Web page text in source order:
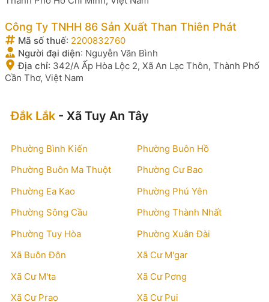
Công Ty TNHH 86 Sản Xuất Than Thiên Phát
Mã số thuế: 2200832760
Người đại diện: Nguyễn Văn Bình
Địa chỉ: 342/A Ấp Hòa Lộc 2, Xã An Lạc Thôn, Thành Phố
Cần Thơ, Việt Nam
Đắk Lắk - Xã Tuy An Tây
Phường Bình Kiến
Phường Buôn Hồ
Phường Buôn Ma Thuột
Phường Cư Bao
Phường Ea Kao
Phường Phú Yên
Phường Sông Cầu
Phường Thành Nhất
Phường Tuy Hòa
Phường Xuân Đài
Xã Buôn Đôn
Xã Cư M'gar
Xã Cư M'ta
Xã Cư Pơng
Xã Cư Prao
Xã Cư Pui